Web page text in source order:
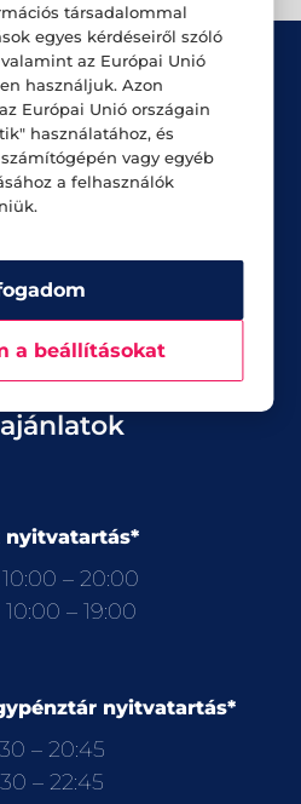
nyitvatartás*
10:00 – 20:00
10:00 – 19:00
nyitvatartás*
– 20:45
– 22:45
társadalommal
egyes kérdéseiről szóló
valamint az Európai Unió
használjuk. Azon
Európai Unió országain
használatához, és
vagy egyéb
a felhasználók
a beállításokat